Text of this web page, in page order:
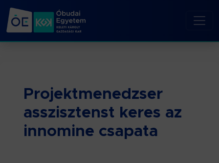
Projektmenedzser
asszisztenst keres az
innomine csapata